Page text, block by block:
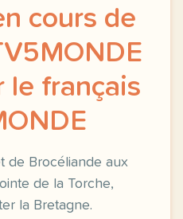
cours de
le français
de Brocéliande aux
de la Torche,
la Bretagne.